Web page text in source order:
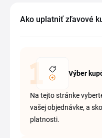
Ako uplatniť zľavové
Výber
Na tejto stránke
vašej objednávke, a
platnosti.